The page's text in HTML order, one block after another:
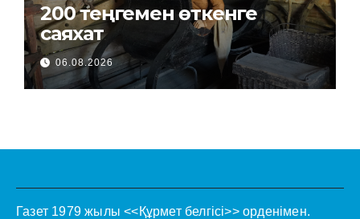
200 теңгемен өткенге
саяхат
06.08.2026
Газет 1979 жылы <<Құрмет белгісі>> орденімен.